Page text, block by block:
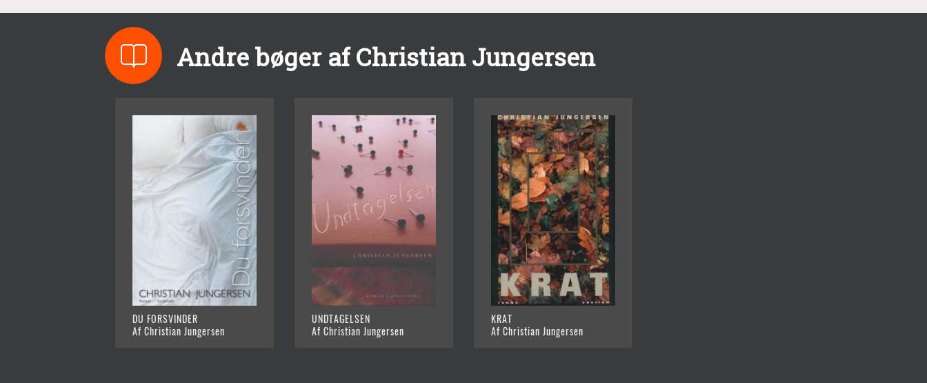
Andre bøger af Christian Jungersen
DU FORSVINDER
Af Christian Jungersen
UNDTAGELSEN
Af Christian Jungersen
KRAT
Af Christian Jungersen